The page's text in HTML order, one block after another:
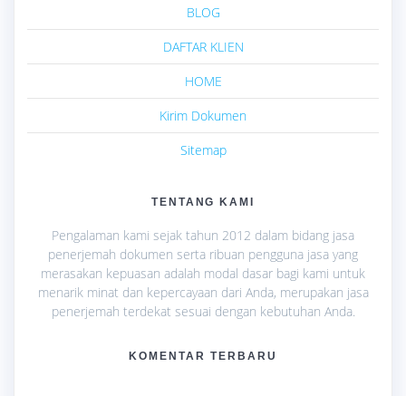
BLOG
DAFTAR KLIEN
HOME
Kirim Dokumen
Sitemap
TENTANG KAMI
Pengalaman kami sejak tahun 2012 dalam bidang jasa
penerjemah dokumen serta ribuan pengguna jasa yang
merasakan kepuasan adalah modal dasar bagi kami untuk
menarik minat dan kepercayaan dari Anda, merupakan jasa
penerjemah terdekat sesuai dengan kebutuhan Anda.
KOMENTAR TERBARU